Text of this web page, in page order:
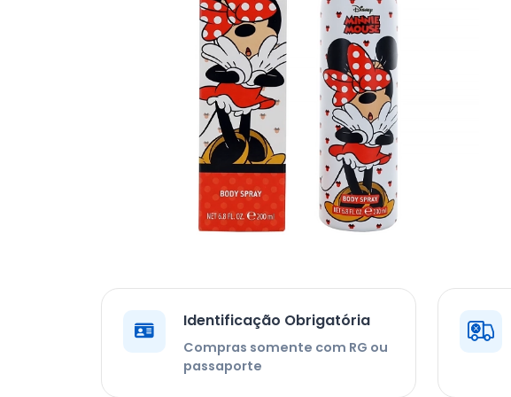
Identificação Obrigatória
Compras somente com RG ou
passaporte